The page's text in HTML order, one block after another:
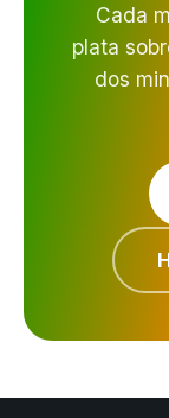
Cada
plata
dos